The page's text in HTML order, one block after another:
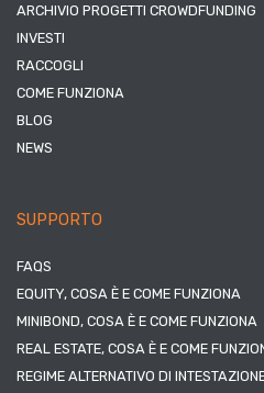
ARCHIVIO PROGETTI CROWDFUNDING
INVESTI
RACCOGLI
COME FUNZIONA
BLOG
NEWS
SUPPORTO
FAQS
EQUITY, COSA È E COME FUNZIONA
MINIBOND, COSA È E COME FUNZIONA
REAL ESTATE, COSA È E COME
REGIME ALTERNATIVO DI